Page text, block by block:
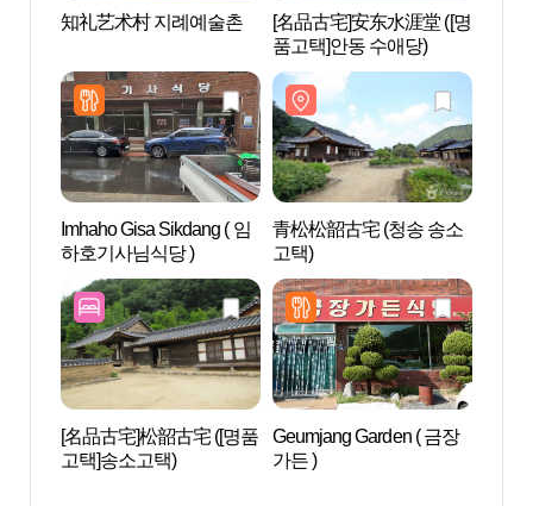
知礼艺术村 지례예술촌
[名品古宅]安东水涯堂 ([명
품고택]안동 수애당)
Imhaho Gisa Sikdang ( 임
하호기사님식당 )
青松松韶古宅 (청송 송소
고택)
[名品古宅]松韶古宅 ([명품
고택]송소고택)
Geumjang Garden ( 금장
가든 )